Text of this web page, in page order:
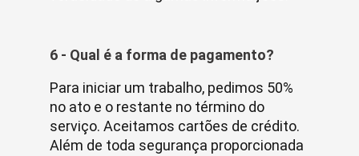
6 - Qual é a forma de pagamento?
Para iniciar um trabalho, pedimos 50%
no ato e o restante no término do
serviço. Aceitamos cartões de crédito.
Além de toda segurança proporcionada